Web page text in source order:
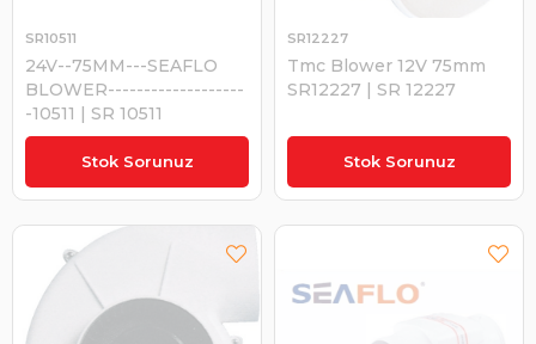
Stok Sorunuz
24V--75MM---SEAFLO
BLOWER-------------------
-10511 | SR 10511
SR10511
₺1.285,43 Stok Sorunuz
Tmc Blower 12V 75mm
SR12227 | SR 12227
SR12227
₺1.452,06